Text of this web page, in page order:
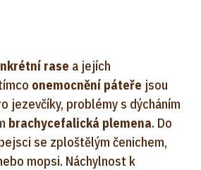
rase a jejích
onemocnění páteře jsou
jezevčíky, problémy s dýcháním
brachycefalická plemena. Do
se zploštělým čenichem,
mopsi. Náchylnost k